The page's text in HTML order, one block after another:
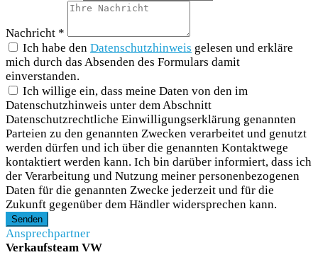
Nachricht *
Ich habe den Datenschutzhinweis gelesen und erkläre
mich durch das Absenden des Formulars damit
einverstanden.
Ich willige ein, dass meine Daten von den im
Datenschutzhinweis unter dem Abschnitt
Datenschutzrechtliche Einwilligungserklärung genannten
Parteien zu den genannten Zwecken verarbeitet und genutzt
werden dürfen und ich über die genannten Kontaktwege
kontaktiert werden kann. Ich bin darüber informiert, dass ich
der Verarbeitung und Nutzung meiner personenbezogenen
Daten für die genannten Zwecke jederzeit und für die
Zukunft gegenüber dem Händler widersprechen kann.
Senden
Ansprechpartner
Verkaufsteam VW